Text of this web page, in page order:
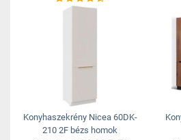
Konyhaszekrény Nicea 60DK-
210 2F bézs homok